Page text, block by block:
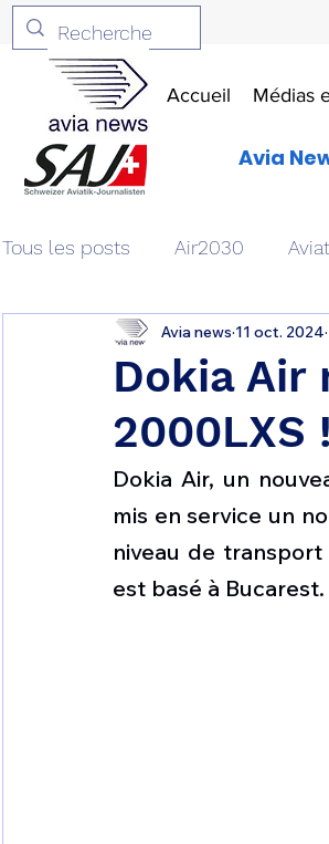
Accueil Médias
Avia
Tous les posts Air2030
Aviation & Défense Livres
Patrimoine aéronautique
1 er avril Motorisation
Shenyang J-35
Dokia Air
2000LXS !
Avia news 11 oct. 2024
Dokia Air, un
mis en service un
niveau de
est basé à Bucarest.